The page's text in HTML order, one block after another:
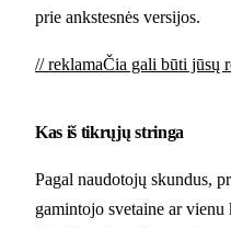
prie ankstesnės versijos.
// reklamaČia gali būti jūsų
Kas iš tikrųjų stringa
Pagal naudotojų skundus,
gamintojo svetaine ar